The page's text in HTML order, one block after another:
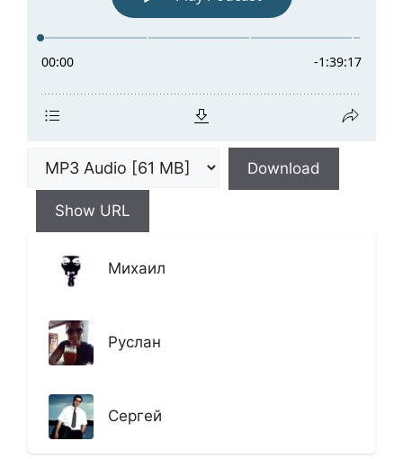
Download
Show URL
Михаил
Руслан
Сергей